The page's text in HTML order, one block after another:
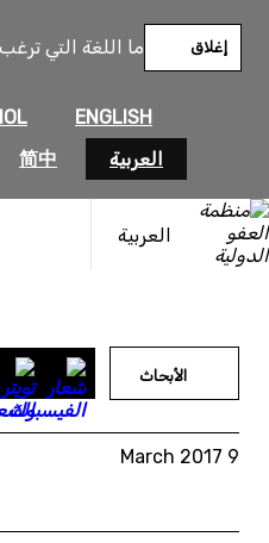
ما اللغة التي
ENGLISH
العربية
简中
إغلاق
العربية
المحتوى
الأبحاث
9 March 2017